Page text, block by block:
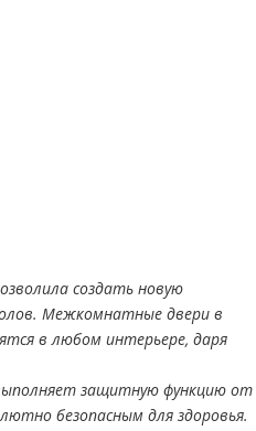
создать новую
Межкомнатные двери в
в любом интерьере, даря
защитную функцию от
безопасным для здоровья.